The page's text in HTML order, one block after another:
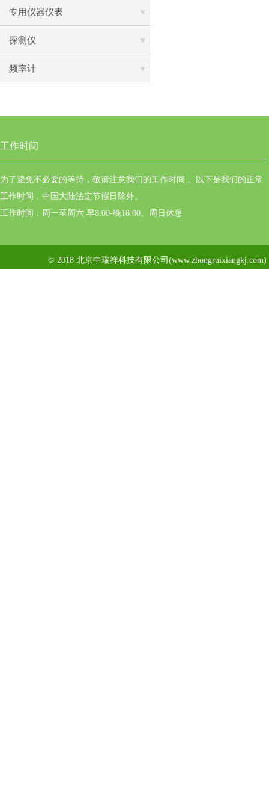
专用仪器仪表
探测仪
频率计
工作时间
为了避免不必要的等待，敬请注意我们的工作时间 。以下是我们的正常
工作时间，中国大陆法定节假日除外。
工作时间：周一至周六 早8:00-晚18:00。周日休息
© 2018 北京中瑞祥科技有限公司